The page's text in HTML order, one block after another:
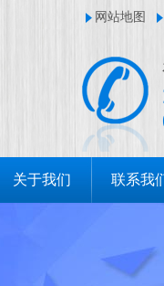
网站地图
关于我们 联系我